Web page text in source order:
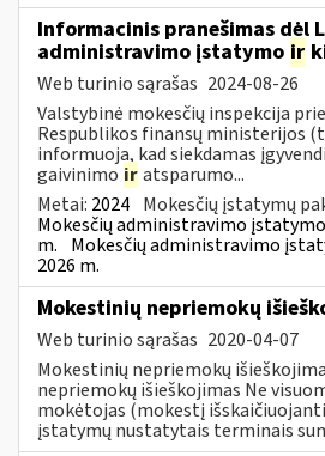
Informacinis pranešimas dėl
administravimo įstatymo ir
Web turinio sąrašas 2024-08-26
Valstybinė mokesčių inspekcija
Respublikos finansų ministerijos
informuoja, kad siekdamas
gaivinimo iratsparumo...
Metai: 2024 Mokesčių įstatymų
Mokesčių administravimo
m. Mokesčių administravimo
2026 m.
Mokestinių nepriemokų
Web turinio sąrašas 2020-04-07
Mokestinių nepriemokų
nepriemokų išieškojimas Ne
mokėtojas (mokestį
įstatymų nustatytais terminais